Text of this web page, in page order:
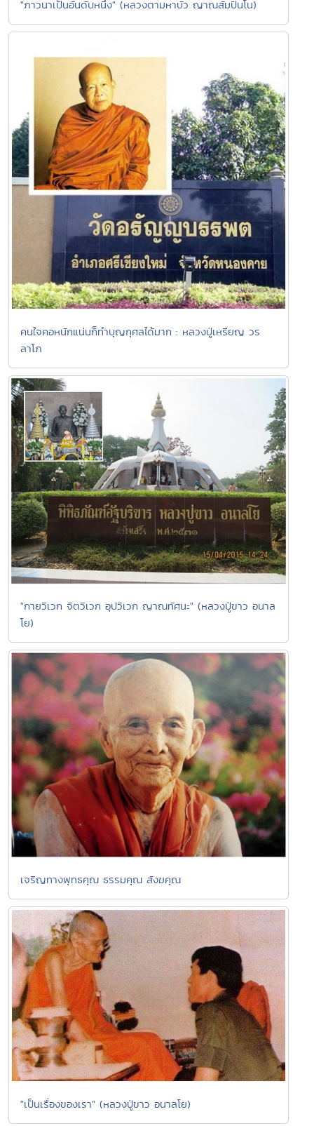
"ภาวนาเป็นอันดับหนึ่ง" (หลวงตามหาบัว ญาณสัมปันโน)
คนใจคอหนักแน่นก็ทำบุญกุศลได้มาก : หลวงปู่เหรียญ วร
ลาโภ
"กายวิเวก จิตวิเวก อุปวิเวก ญาณทัศนะ" (หลวงปู่ขาว อนาล
โย)
เจริญทางพุทธคุณ ธรรมคุณ สังฆคุณ
"เป็นเรื่องของเรา" (หลวงปู่ขาว อนาลโย)